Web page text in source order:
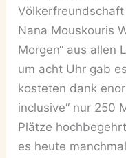
Nana Mouskouris
Morgen“ aus allen
um acht Uhr gab
kosteten dank
inclusive“ nur 250
Plätze
es heute